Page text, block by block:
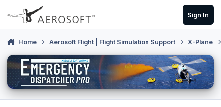
Skip to content
Sign In
Home Aerosoft Flight | Flight Simulation Support X-Plane